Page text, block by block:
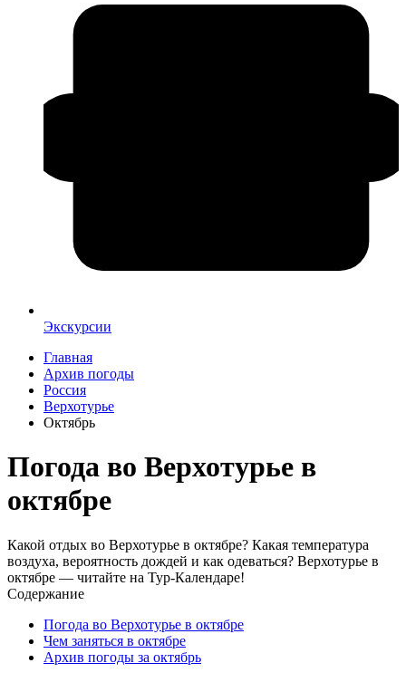
Экскурсии
Главная
Архив погоды
Россия
Верхотурье
Октябрь
Погода во Верхотурье в
октябре
Какой отдых во Верхотурье в октябре? Какая температура
воздуха, вероятность дождей и как одеваться? Верхотурье в
октябре — читайте на Тур-Календаре!
Содержание
Погода во Верхотурье в октябре
Чем заняться в октябре
Архив погоды за октябрь